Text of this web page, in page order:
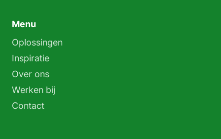
Menu
Oplossingen
Inspiratie
Over ons
Werken bij
Contact